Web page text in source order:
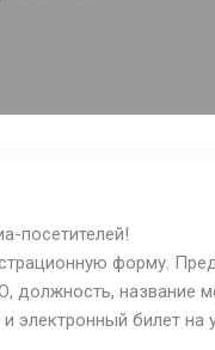
посетителей!
форму.
название
электронный билет на